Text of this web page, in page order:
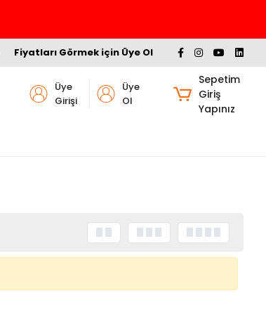
Fiyatları Görmek için Üye Ol
Üye
Girişi
Üye
Ol
Sepetim
Giriş
Yapınız